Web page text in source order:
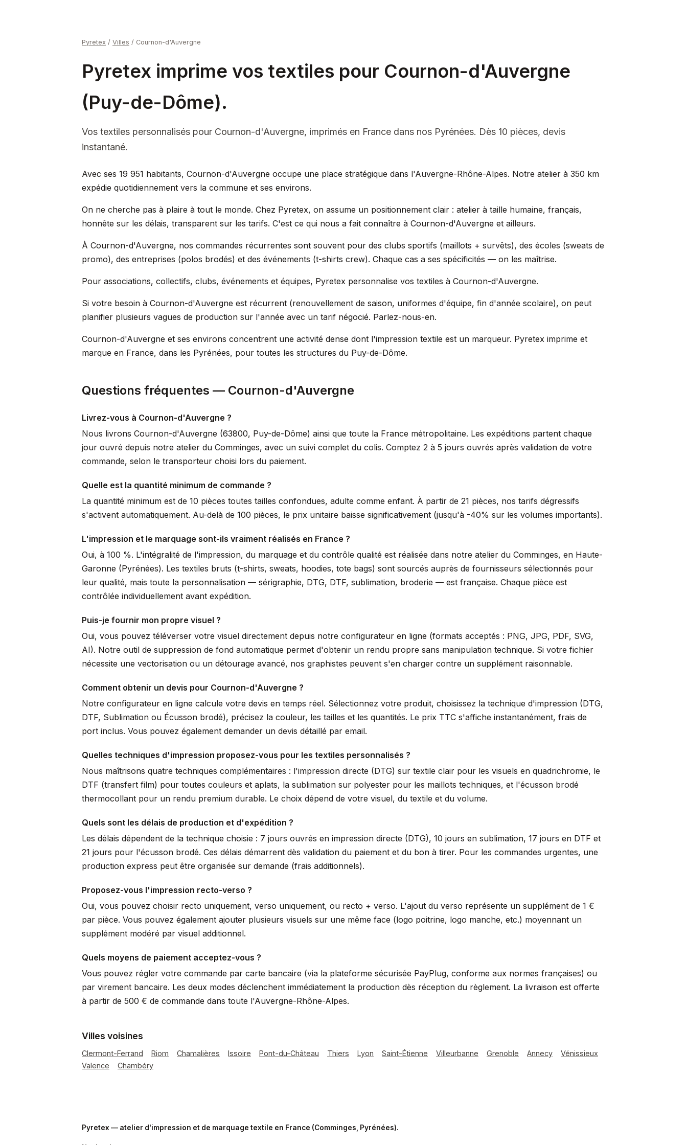
Pyretex / Villes / Cournon-d'Auvergne
Pyretex imprime vos textiles pour Cournon-d'Auvergne
(Puy-de-Dôme).
Vos textiles personnalisés pour Cournon-d'Auvergne, imprimés en France dans nos Pyrénées. Dès 10 pièces, devis
instantané.
Avec ses 19 951 habitants, Cournon-d'Auvergne occupe une place stratégique dans l'Auvergne-Rhône-Alpes. Notre atelier à 350 km
expédie quotidiennement vers la commune et ses environs.
On ne cherche pas à plaire à tout le monde. Chez Pyretex, on assume un positionnement clair : atelier à taille humaine, français,
honnête sur les délais, transparent sur les tarifs. C'est ce qui nous a fait connaître à Cournon-d'Auvergne et ailleurs.
À Cournon-d'Auvergne, nos commandes récurrentes sont souvent pour des clubs sportifs (maillots + survêts), des écoles (sweats de
promo), des entreprises (polos brodés) et des événements (t-shirts crew). Chaque cas a ses spécificités — on les maîtrise.
Pour associations, collectifs, clubs, événements et équipes, Pyretex personnalise vos textiles à Cournon-d'Auvergne.
Si votre besoin à Cournon-d'Auvergne est récurrent (renouvellement de saison, uniformes d'équipe, fin d'année scolaire), on peut
planifier plusieurs vagues de production sur l'année avec un tarif négocié. Parlez-nous-en.
Cournon-d'Auvergne et ses environs concentrent une activité dense dont l'impression textile est un marqueur. Pyretex imprime et
marque en France, dans les Pyrénées, pour toutes les structures du Puy-de-Dôme.
Questions fréquentes — Cournon-d'Auvergne
Livrez-vous à Cournon-d'Auvergne ?
Nous livrons Cournon-d'Auvergne (63800, Puy-de-Dôme) ainsi que toute la France métropolitaine. Les expéditions partent chaque
jour ouvré depuis notre atelier du Comminges, avec un suivi complet du colis. Comptez 2 à 5 jours ouvrés après validation de votre
commande, selon le transporteur choisi lors du paiement.
Quelle est la quantité minimum de commande ?
La quantité minimum est de 10 pièces toutes tailles confondues, adulte comme enfant. À partir de 21 pièces, nos tarifs dégressifs
s'activent automatiquement. Au-delà de 100 pièces, le prix unitaire baisse significativement (jusqu'à -40% sur les volumes importants).
L'impression et le marquage sont-ils vraiment réalisés en France ?
Oui, à 100 %. L'intégralité de l'impression, du marquage et du contrôle qualité est réalisée dans notre atelier du Comminges, en Haute-
Garonne (Pyrénées). Les textiles bruts (t-shirts, sweats, hoodies, tote bags) sont sourcés auprès de fournisseurs sélectionnés pour
leur qualité, mais toute la personnalisation — sérigraphie, DTG, DTF, sublimation, broderie — est française. Chaque pièce est
contrôlée individuellement avant expédition.
Puis-je fournir mon propre visuel ?
Oui, vous pouvez téléverser votre visuel directement depuis notre configurateur en ligne (formats acceptés : PNG, JPG, PDF, SVG,
AI). Notre outil de suppression de fond automatique permet d'obtenir un rendu propre sans manipulation technique. Si votre fichier
nécessite une vectorisation ou un détourage avancé, nos graphistes peuvent s'en charger contre un supplément raisonnable.
Comment obtenir un devis pour Cournon-d'Auvergne ?
Notre configurateur en ligne calcule votre devis en temps réel. Sélectionnez votre produit, choisissez la technique d'impression (DTG,
DTF, Sublimation ou Écusson brodé), précisez la couleur, les tailles et les quantités. Le prix TTC s'affiche instantanément, frais de
port inclus. Vous pouvez également demander un devis détaillé par email.
Quelles techniques d'impression proposez-vous pour les textiles personnalisés ?
Nous maîtrisons quatre techniques complémentaires : l'impression directe (DTG) sur textile clair pour les visuels en quadrichromie, le
DTF (transfert film) pour toutes couleurs et aplats, la sublimation sur polyester pour les maillots techniques, et l'écusson brodé
thermocollant pour un rendu premium durable. Le choix dépend de votre visuel, du textile et du volume.
Quels sont les délais de production et d'expédition ?
Les délais dépendent de la technique choisie : 7 jours ouvrés en impression directe (DTG), 10 jours en sublimation, 17 jours en DTF et
21 jours pour l'écusson brodé. Ces délais démarrent dès validation du paiement et du bon à tirer. Pour les commandes urgentes, une
production express peut être organisée sur demande (frais additionnels).
Proposez-vous l'impression recto-verso ?
Oui, vous pouvez choisir recto uniquement, verso uniquement, ou recto + verso. L'ajout du verso représente un supplément de 1 €
par pièce. Vous pouvez également ajouter plusieurs visuels sur une même face (logo poitrine, logo manche, etc.) moyennant un
supplément modéré par visuel additionnel.
Quels moyens de paiement acceptez-vous ?
Vous pouvez régler votre commande par carte bancaire (via la plateforme sécurisée PayPlug, conforme aux normes françaises) ou
par virement bancaire. Les deux modes déclenchent immédiatement la production dès réception du règlement. La livraison est offerte
à partir de 500 € de commande dans toute l'Auvergne-Rhône-Alpes.
Villes voisines
Clermont-Ferrand Riom Chamalières Issoire Pont-du-Château Thiers Lyon Saint-Étienne Villeurbanne Grenoble Annecy
Vénissieux
Valence
Chambéry
Pyretex — atelier d'impression et de marquage textile en France (Comminges, Pyrénées).